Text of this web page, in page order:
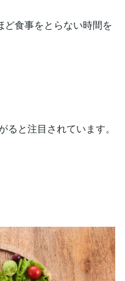
食事をとらない時間を
と注目されています。